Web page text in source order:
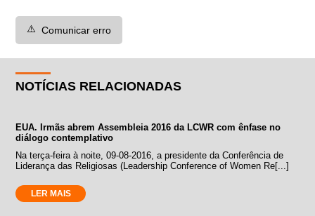
⚠️ Comunicar erro
NOTÍCIAS RELACIONADAS
EUA. Irmãs abrem Assembleia 2016 da LCWR com ênfase no
diálogo contemplativo
Na terça-feira à noite, 09-08-2016, a presidente da Conferência de
Liderança das Religiosas (Leadership Conference of Women Re[...]
LER MAIS